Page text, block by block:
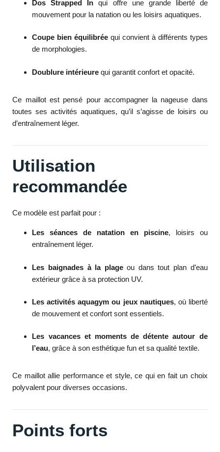
Dos Strapped In qui offre une grande liberté de
mouvement pour la natation ou les loisirs aquatiques.
Coupe bien équilibrée qui convient à différents types
de morphologies.
Doublure intérieure qui garantit confort et opacité.
Ce maillot est pensé pour accompagner la nageuse dans
toutes ses activités aquatiques, qu’il s’agisse de loisirs ou
d’entraînement léger.
Utilisation
recommandée
Ce modèle est parfait pour :
Les séances de natation en piscine, loisirs ou
entraînement léger.
Les baignades à la plageou dans tout plan d’eau
extérieur grâce à sa protection UV.
Les activités aquagym ou jeux nautiques, où liberté
de mouvement et confort sont essentiels.
Les vacances et moments de détente autour de
l’eau, grâce à son esthétique fun et sa qualité textile.
Ce maillot allie performance et style, ce qui en fait un choix
polyvalent pour diverses occasions.
Points forts